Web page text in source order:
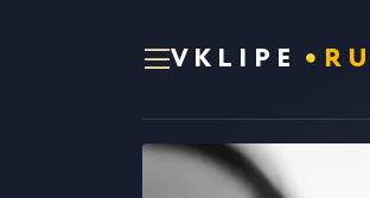
VKLIPE RU